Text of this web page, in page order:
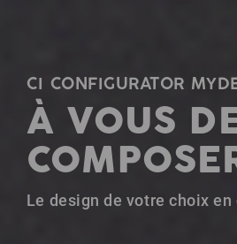
CI CONFIGURATOR
À VOUS
Le design de votre choix